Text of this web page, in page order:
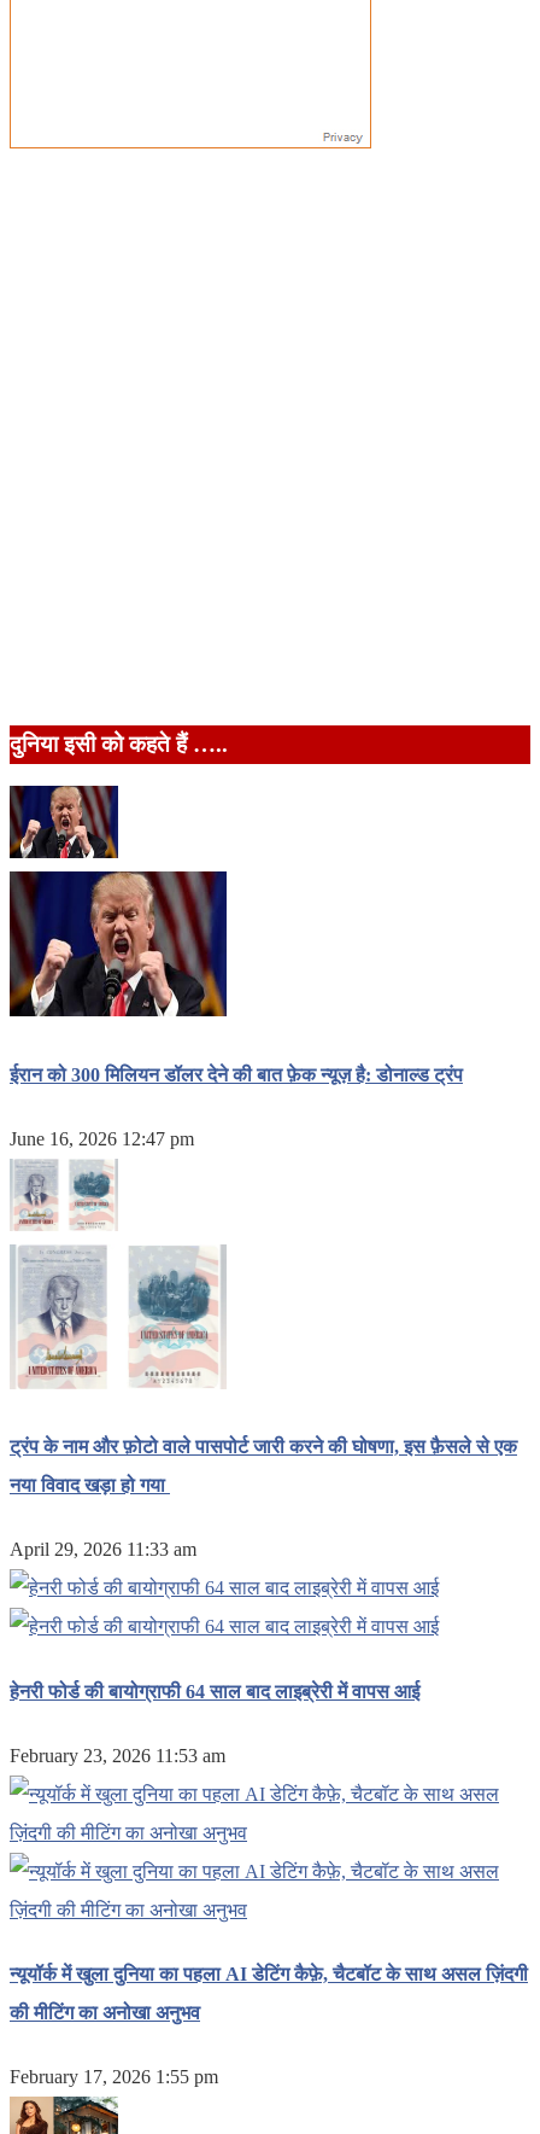
दुनिया इसी को कहते हैं …..
ईरान को 300 मिलियन डॉलर देने की बात फ़ेक न्यूज़ है: डोनाल्ड ट्रंप
June 16, 2026 12:47 pm
ट्रंप के नाम और फ़ोटो वाले पासपोर्ट जारी करने की घोषणा, इस फ़ैसले से एक
नया विवाद खड़ा हो गया
April 29, 2026 11:33 am
हेनरी फोर्ड की बायोग्राफी 64 साल बाद लाइब्रेरी में वापस आई
February 23, 2026 11:53 am
न्यूयॉर्क में खुला दुनिया का पहला AI डेटिंग कैफ़े, चैटबॉट के साथ असल ज़िंदगी
की मीटिंग का अनोखा अनुभव
February 17, 2026 1:55 pm